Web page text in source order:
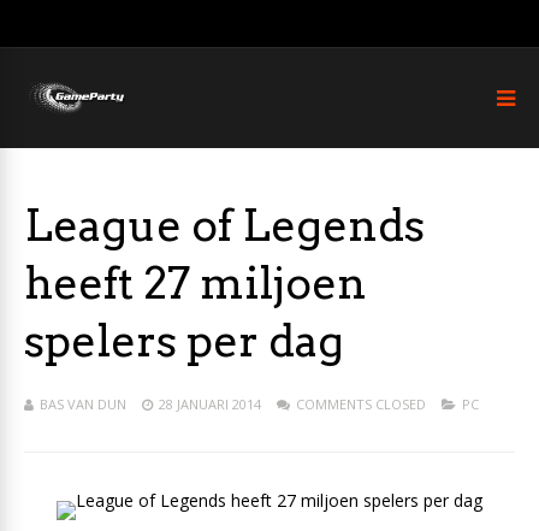
League of Legends
heeft 27 miljoen
spelers per dag
BAS VAN DUN 28 JANUARI 2014 COMMENTS CLOSED PC